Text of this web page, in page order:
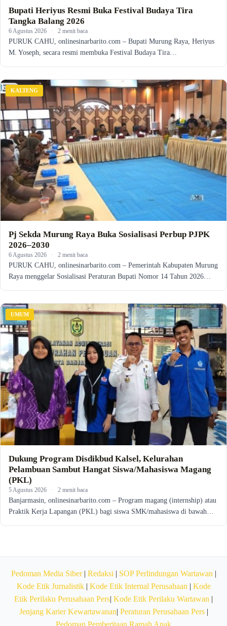
Bupati Heriyus Resmi Buka Festival Budaya Tira
Tangka Balang 2026
6 Agustus 2026 · 2 menit baca
PURUK CAHU, onlinesinarbarito.com – Bupati Murung Raya, Heriyus
M. Yoseph, secara resmi membuka Festival Budaya Tira…
KALTENG
Pj Sekda Murung Raya Buka Sosialisasi Perbup PJPK
2026–2030
6 Agustus 2026 · 2 menit baca
PURUK CAHU, onlinesinarbarito.com – Pemerintah Kabupaten Murung
Raya menggelar Sosialisasi Peraturan Bupati Nomor 14 Tahun 2026…
UMUM
Dukung Program Disdikbud Kalsel, Kelurahan
Pelambuan Sambut Hangat Siswa/Mahasiswa Magang
(PKL)
5 Agustus 2026 · 2 menit baca
Banjarmasin, onlinesinarbarito.com – Program magang (internship) atau
Praktik Kerja Lapangan (PKL) bagi siswa SMK/mahasiswa di bawah…
Pedoman Media Siber| Redaksi | SOP Perlindungan Wartawan |
Kode Etik Jurnalistik| Kode Etik Internal Perusahaan | Kode
Etik Perilaku Perusahaan Pers| Kode Etik Perilaku Wartawan |
Jenjang Karier Kewartawanan| Peraturan Perusahaan Pers|